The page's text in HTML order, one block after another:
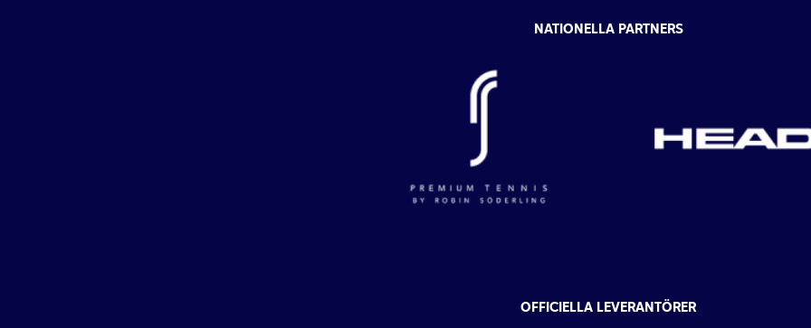
NATIONELLA PARTNERS
OFFICIELLA LEVERANTÖRER